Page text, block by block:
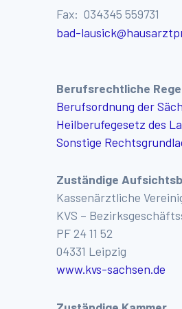
Fax: 034345 559731
bad-
Berufsrechtliche
Berufsordnung der
Heilberufegesetz des
Sonstige
Zuständige
Kassenärztliche
KVS –
PF 24 11 52
04331 Leipzig
www.kvs-sachsen.de